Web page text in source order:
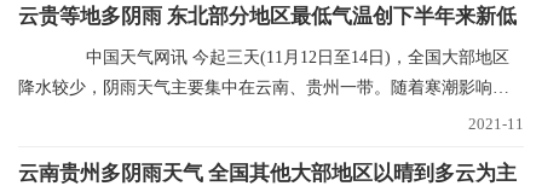
云贵等地多阴雨 东北部分地区最低气温创下半年来新低
中国天气网讯 今起三天(11月12日至14日)，全国大部地区
降水较少，阴雨天气主要集中在云南、贵州一带。随着寒潮影响结
2021-11
云南贵州多阴雨天气 全国其他大部地区以晴到多云为主